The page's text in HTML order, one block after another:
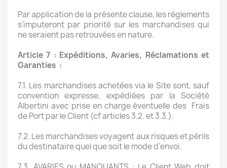
Par application de la présente clause, les règlements
s’imputeront par priorité sur les marchandises qui
ne seraient pas retrouvées en nature.
Article 7 : Expéditions, Avaries, Réclamations et
Garanties :
7.1. Les marchandises achetées via le Site sont, sauf
convention expresse, expédiées par la Société
Albertini avec prise en charge éventuelle des Frais
de Port par le Client (cf articles 3.2. et 3.3.).
7.2. Les marchandises voyagent aux risques et périls
du destinataire quel que soit le mode d’envoi.